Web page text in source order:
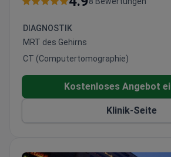
Patientenbewertung von 4,8/5 bei
Weiterempfehlungsrate von 100 %
17.500 m² große Einrichtung mit
DIAGNOSTIK
MRT des Gehirns
CT (Computertomographie)
Kostenloses Angebot
Klinik-Seite